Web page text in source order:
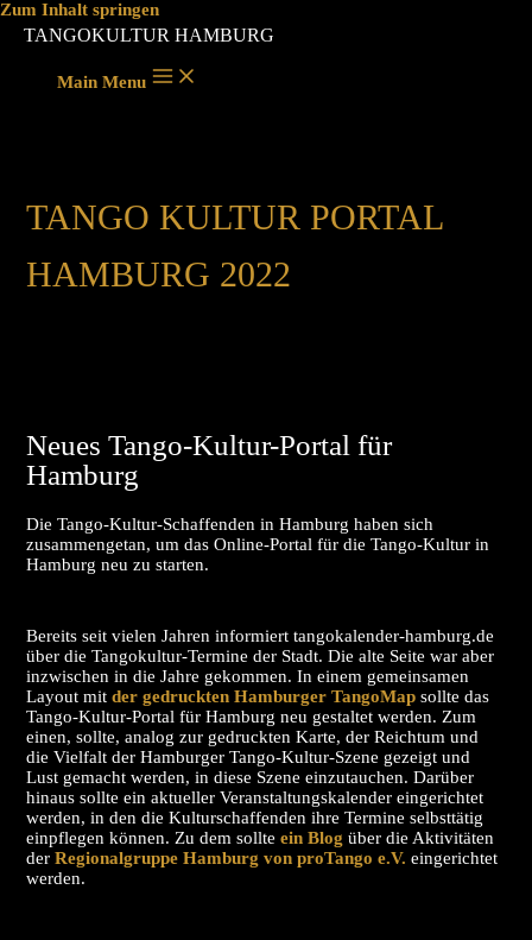
Zum Inhalt springen
TANGOKULTUR HAMBURG
Main Menu
TANGO KULTUR PORTAL
HAMBURG 2022
Neues Tango-Kultur-Portal für
Hamburg
Die Tango-Kultur-Schaffenden in Hamburg haben sich
zusammengetan, um das Online-Portal für die Tango-Kultur in
Hamburg neu zu starten.
Bereits seit vielen Jahren informiert tangokalender-hamburg.de
über die Tangokultur-Termine der Stadt. Die alte Seite war aber
inzwischen in die Jahre gekommen. In einem gemeinsamen
Layout mitder gedruckten Hamburger TangoMap sollte das
Tango-Kultur-Portal für Hamburg neu gestaltet werden. Zum
einen, sollte, analog zur gedruckten Karte, der Reichtum und
die Vielfalt der Hamburger Tango-Kultur-Szene gezeigt und
Lust gemacht werden, in diese Szene einzutauchen. Darüber
hinaus sollte ein aktueller Veranstaltungskalender eingerichtet
werden, in den die Kulturschaffenden ihre Termine selbsttätig
einpflegen können. Zu dem sollteein Blog über die Aktivitäten
derRegionalgruppe Hamburg von proTango e.V.eingerichtet
werden.